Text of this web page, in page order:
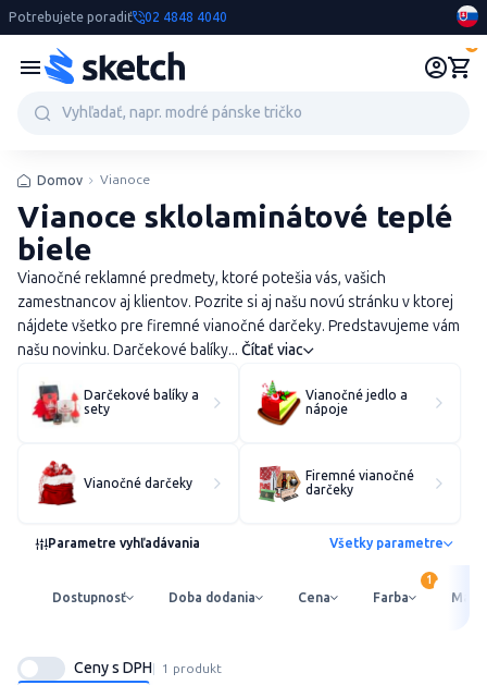
Potrebujete poradiť 02 4848 4040
Domov Vianoce
Vianoce sklolaminátové teplé
biele
Vianočné reklamné predmety, ktoré potešia vás, vašich
zamestnancov aj klientov. Pozrite si aj našu novú stránku v ktorej
nájdete všetko pre firemné vianočné darčeky. Predstavujeme vám
našu novinku. Darčekové balíky... Čítať viac
Darčekové balíky a
sety
Vianočné jedlo a
nápoje
Vianočné darčeky
Firemné vianočné
darčeky
Parametre vyhľadávania Všetky parametre
Dostupnosť Doba dodania Cena Farba
Ceny s DPH 1 produkt